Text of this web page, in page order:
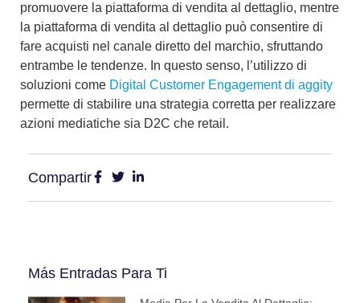
promuovere la piattaforma di vendita al dettaglio, mentre
la piattaforma di vendita al dettaglio può consentire di
fare acquisti nel canale diretto del marchio, sfruttando
entrambe le tendenze. In questo senso, l’utilizzo di
soluzioni come Digital Customer Engagement di aggity
permette di stabilire una strategia corretta per realizzare
azioni mediatiche sia D2C che retail .
Compartir
Más Entradas Para Ti